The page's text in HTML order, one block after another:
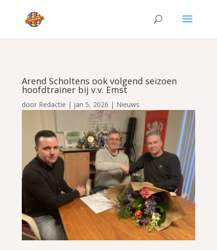
Arend Scholtens ook volgend seizoen
hoofdtrainer bij v.v. Emst
door Redactie | jan 5, 2026 | Nieuws